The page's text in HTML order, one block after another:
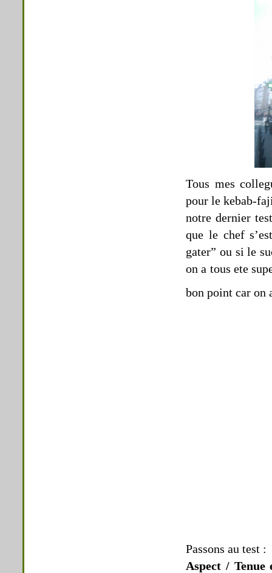
Tous mes
pour le kebab-
notre dernier
que le chef
gater” ou si le
on a tous ete
bon point car
Passons au test :
Aspect / Tenue